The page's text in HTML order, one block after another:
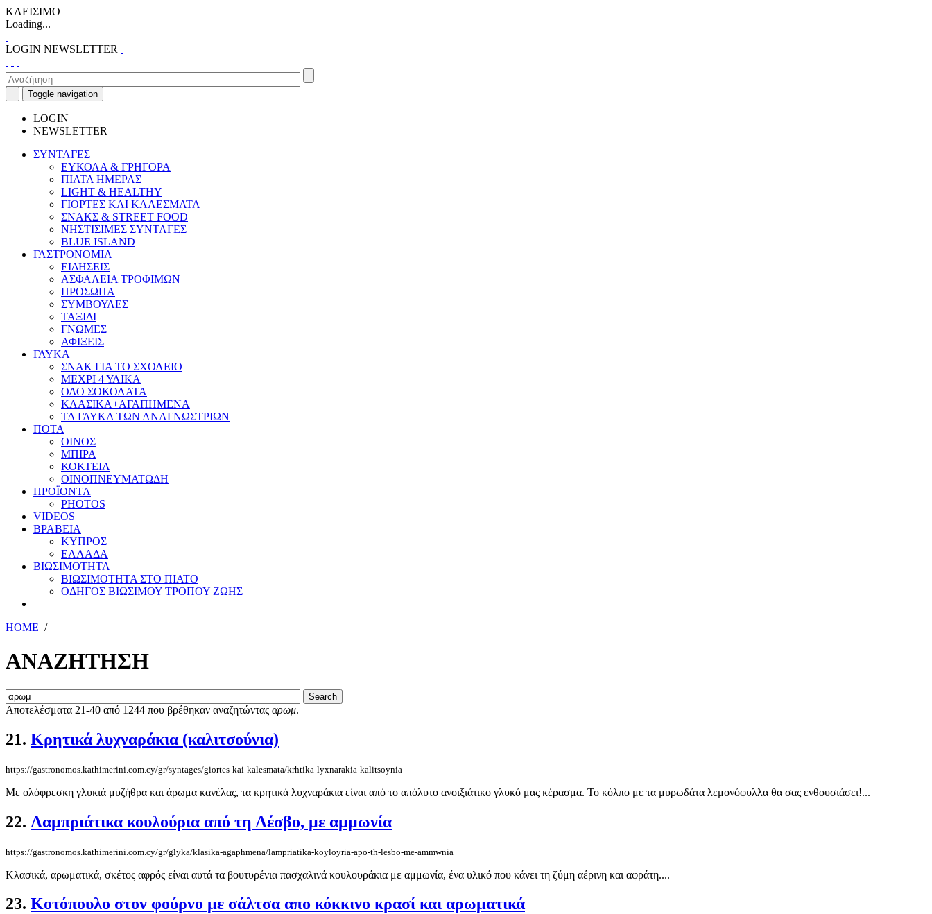
ΚΛΕΙΣΙΜΟ
Loading...
LOGIN NEWSLETTER
Toggle navigation
LOGIN
NEWSLETTER
ΣΥΝΤΑΓΕΣ
ΕΥΚΟΛΑ & ΓΡΗΓΟΡΑ
ΠΙΑΤΑ ΗΜΕΡΑΣ
LIGHT & HEALTHY
ΓΙΟΡΤΕΣ ΚΑΙ ΚΑΛΕΣΜΑΤΑ
ΣΝΑΚΣ & STREET FOOD
ΝΗΣΤΙΣΙΜΕΣ ΣΥΝΤΑΓΕΣ
BLUE ISLAND
ΓΑΣΤΡΟΝΟΜΙΑ
ΕΙΔΗΣΕΙΣ
ΑΣΦΑΛΕΙΑ ΤΡΟΦΙΜΩΝ
ΠΡΟΣΩΠΑ
ΣΥΜΒΟΥΛΕΣ
ΤΑΞΙΔΙ
ΓΝΩΜΕΣ
ΑΦΙΞΕΙΣ
ΓΛΥΚΑ
ΣΝΑΚ ΓΙΑ ΤΟ ΣΧΟΛΕΙΟ
ΜΕΧΡΙ 4 ΥΛΙΚΑ
ΟΛΟ ΣΟΚΟΛΑΤΑ
ΚΛΑΣΙΚΑ+ΑΓΑΠΗΜΕΝΑ
ΤΑ ΓΛΥΚΑ ΤΩΝ ΑΝΑΓΝΩΣΤΡΙΩΝ
ΠΟΤΑ
ΟΙΝΟΣ
ΜΠΙΡΑ
ΚΟΚΤΕΙΛ
ΟΙΝΟΠΝΕΥΜΑΤΩΔΗ
ΠΡΟΪΟΝΤΑ
PHOTOS
VIDEOS
ΒΡΑΒΕΙΑ
ΚΥΠΡΟΣ
ΕΛΛΑΔΑ
ΒΙΩΣΙΜΟΤΗΤΑ
ΒΙΩΣΙΜΟΤΗΤΑ ΣΤΟ ΠΙΑΤΟ
ΟΔΗΓΟΣ ΒΙΩΣΙΜΟΥ ΤΡΟΠΟΥ ΖΩΗΣ
HOME /
ΑΝΑΖΗΤΗΣΗ
Αποτελέσματα 21-40 από 1244 που βρέθηκαν αναζητώντας αρωμ.
21. Κρητικά λυχναράκια (καλιτσούνια)
https://gastronomos.kathimerini.com.cy/gr/syntages/giortes-kai-kalesmata/krhtika-lyxnarakia-kalitsoynia
Με ολόφρεσκη γλυκιά μυζήθρα και άρωμα κανέλας, τα κρητικά λυχναράκια είναι από το απόλυτο ανοιξιάτικο γλυκό μας κέρασμα. Το κόλπο με τα μυρωδάτα λεμονόφυλλα θα σας ενθουσιάσει!...
22. Λαμπριάτικα κουλούρια από τη Λέσβο, με αμμωνία
https://gastronomos.kathimerini.com.cy/gr/glyka/klasika-agaphmena/lampriatika-koyloyria-apo-th-lesbo-me-ammwnia
Κλασικά, αρωματικά, σκέτος αφρός είναι αυτά τα βουτυρένια πασχαλινά κουλουράκια με αμμωνία, ένα υλικό που κάνει τη ζύμη αέρινη και αφράτη....
23. Κοτόπουλο στον φούρνο με σάλτσα απο κόκκινο κρασί και αρωματικά